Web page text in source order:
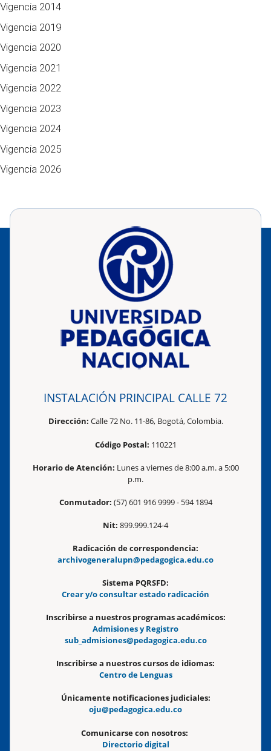
Vigencia 2014
Vigencia 2019
Vigencia 2020
Vigencia 2021
Vigencia 2022
Vigencia 2023
Vigencia 2024
Vigencia 2025
Vigencia 2026
INSTALACIÓN PRINCIPAL CALLE 72
Dirección: Calle 72 No. 11-86, Bogotá, Colombia.
Código Postal: 110221
Horario de Atención: Lunes a viernes de 8:00 a.m. a 5:00
p.m.
Conmutador: (57) 601 916 9999 - 594 1894
Nit: 899.999.124-4
Radicación de correspondencia:
archivogeneralupn@pedagogica.edu.co
Sistema PQRSFD:
Crear y/o consultar estado radicación
Inscribirse a nuestros programas académicos:
Admisiones y Registro
sub_admisiones@pedagogica.edu.co
Inscribirse a nuestros cursos de idiomas:
Centro de Lenguas
Únicamente notificaciones judiciales:
oju@pedagogica.edu.co
Comunicarse con nosotros:
Directorio digital